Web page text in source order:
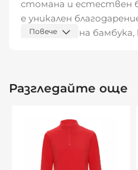
стомана и естествен
е уникален
структура на
Комплект прибори:
отварачка за бутилки
Материали:
Повече
Разгледайте още